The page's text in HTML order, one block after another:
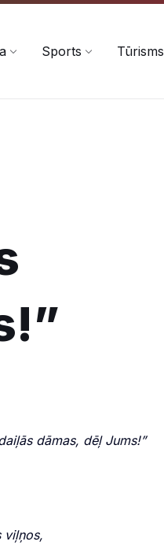
Sports Tūrisms
dāmas, dēļ Jums!”
viļņos,